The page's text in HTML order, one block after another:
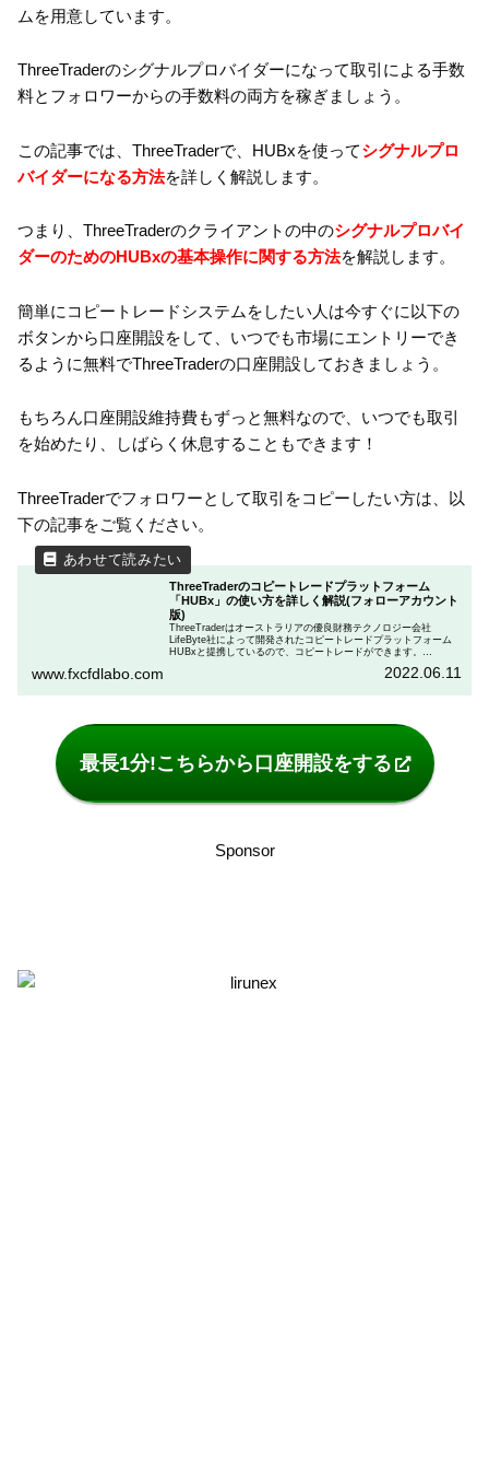
ムを用意しています。
ThreeTraderのシグナルプロバイダーになって取引による手数
料とフォロワーからの手数料の両方を稼ぎましょう。
この記事では、ThreeTraderで、HUBxを使ってシグナルプロ
バイダーになる方法を詳しく解説します。
つまり、ThreeTraderのクライアントの中のシグナルプロバイ
ダーのためのHUBxの基本操作に関する方法を解説します。
簡単にコピートレードシステムをしたい人は今すぐに以下の
ボタンから口座開設をして、いつでも市場にエントリーでき
るように無料でThreeTraderの口座開設しておきましょう。
もちろん口座開設維持費もずっと無料なので、いつでも取引
を始めたり、しばらく休息することもできます！
ThreeTraderでフォロワーとして取引をコピーしたい方は、以
下の記事をご覧ください。
ThreeTraderのコピートレードプラットフォーム
「HUBx」の使い方を詳しく解説(フォローアカウント
版)
ThreeTraderはオーストラリアの優良財務テクノロジー会社
LifeByte社によって開発されたコピートレードプラットフォーム
HUBxと提携しているので、コピートレードができます。
基本操作に関する方法をこの記事で解説しています。
www.fxcfdlabo.com 2022.06.11
最長1分!こちらから口座開設をする
Sponsor